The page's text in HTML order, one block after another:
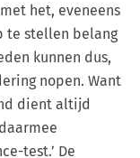
het, eveneens
te stellen belang
kunnen dus,
nopen. Want
dient altijd
test.’ De